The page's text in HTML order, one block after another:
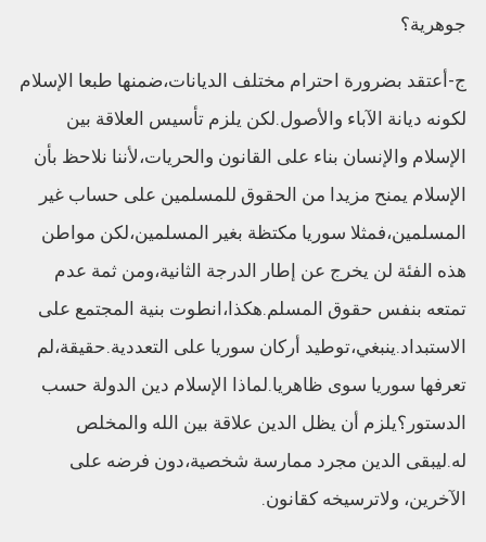
جوهرية؟
ج-أعتقد بضرورة احترام مختلف الديانات،ضمنها طبعا الإسلام
لكونه ديانة الآباء والأصول.لكن يلزم تأسيس العلاقة بين
الإسلام والإنسان بناء على القانون والحريات،لأننا نلاحظ بأن
الإسلام يمنح مزيدا من الحقوق للمسلمين على حساب غير
المسلمين،فمثلا سوريا مكتظة بغير المسلمين،لكن مواطن
هذه الفئة لن يخرج عن إطار الدرجة الثانية،ومن ثمة عدم
تمتعه بنفس حقوق المسلم.هكذا،انطوت بنية المجتمع على
الاستبداد.ينبغي،توطيد أركان سوريا على التعددية.حقيقة،لم
تعرفها سوريا سوى ظاهريا.لماذا الإسلام دين الدولة حسب
الدستور؟يلزم أن يظل الدين علاقة بين الله والمخلص
له.ليبقى الدين مجرد ممارسة شخصية،دون فرضه على
الآخرين، ولاترسيخه كقانون.